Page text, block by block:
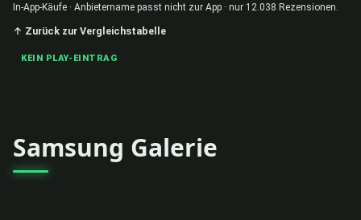
In-App-Käufe · Anbietername passt nicht zur App · nur 12.038 Rezensionen.
↑ Zurück zur Vergleichstabelle
KEIN PLAY-EINTRAG
Samsung Galerie